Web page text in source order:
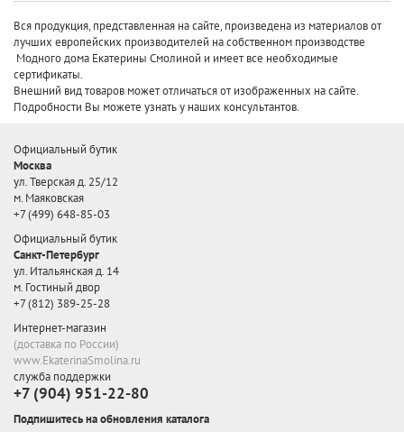
Вся продукция, представленная на сайте, произведена из материалов от
лучших европейских производителей на собственном производстве
Модного дома Екатерины Смолиной и имеет все необходимые
сертификаты.
Внешний вид товаров может отличаться от изображенных на сайте.
Подробности Вы можете узнать у наших консультантов.
Официальный бутик
Москва
ул. Тверская д. 25/12
м. Маяковская
+7 (499) 648-85-03
Официальный бутик
Санкт-Петербург
ул. Итальянская д. 14
м. Гостиный двор
+7 (812) 389-25-28
Интернет-магазин
(доставка по России)
www.EkaterinaSmolina.ru
служба поддержки
+7 (904) 951-22-80
Подпишитесь на обновления каталога